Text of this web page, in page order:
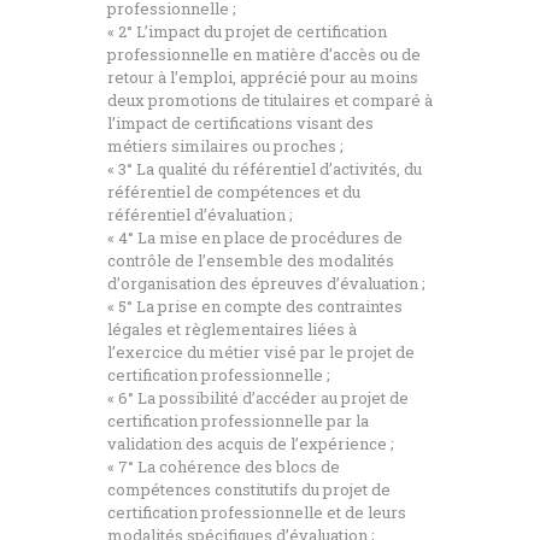
professionnelle ;
« 2° L’impact du projet de certification
professionnelle en matière d’accès ou de
retour à l’emploi, apprécié pour au moins
deux promotions de titulaires et comparé à
l’impact de certifications visant des
métiers similaires ou proches ;
« 3° La qualité du référentiel d’activités, du
référentiel de compétences et du
référentiel d’évaluation ;
« 4° La mise en place de procédures de
contrôle de l’ensemble des modalités
d’organisation des épreuves d’évaluation ;
« 5° La prise en compte des contraintes
légales et règlementaires liées à
l’exercice du métier visé par le projet de
certification professionnelle ;
« 6° La possibilité d’accéder au projet de
certification professionnelle par la
validation des acquis de l’expérience ;
« 7° La cohérence des blocs de
compétences constitutifs du projet de
certification professionnelle et de leurs
modalités spécifiques d’évaluation ;